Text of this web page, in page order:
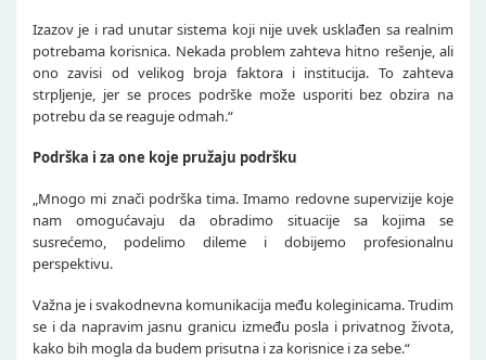
Izazov je i rad unutar sistema koji nije uvek usklađen sa realnim
potrebama korisnica. Nekada problem zahteva hitno rešenje, ali
ono zavisi od velikog broja faktora i institucija. To zahteva
strpljenje, jer se proces podrške može usporiti bez obzira na
potrebu da se reaguje odmah.“
Podrška i za one koje pružaju podršku
„Mnogo mi znači podrška tima. Imamo redovne supervizije koje
nam omogućavaju da obradimo situacije sa kojima se
susrećemo, podelimo dileme i dobijemo profesionalnu
perspektivu.
Važna je i svakodnevna komunikacija među koleginicama. Trudim
se i da napravim jasnu granicu između posla i privatnog života,
kako bih mogla da budem prisutna i za korisnice i za sebe.“